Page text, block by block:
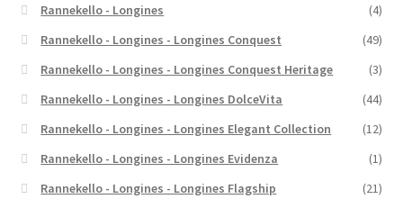
Rannekello - Longines
(4)
Rannekello - Longines - Longines Conquest
(49)
Rannekello - Longines - Longines Conquest Heritage
(3)
Rannekello - Longines - Longines DolceVita
(44)
Rannekello - Longines - Longines Elegant Collection
(12)
Rannekello - Longines - Longines Evidenza
(1)
Rannekello - Longines - Longines Flagship
(21)